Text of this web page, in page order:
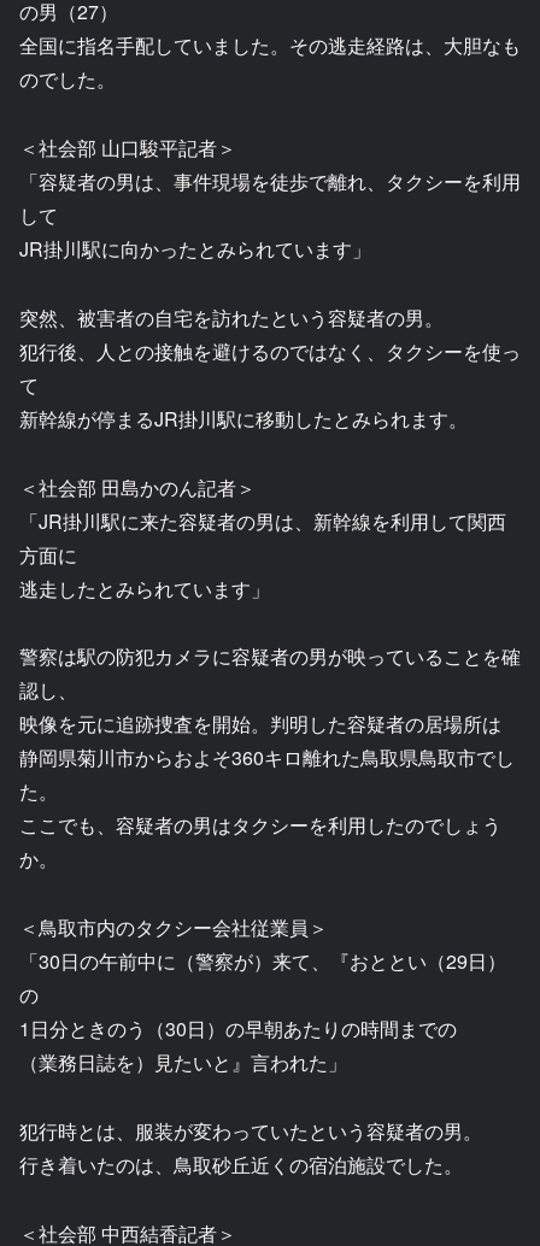
の男（27）
全国に指名手配していました。その逃走経路は、大胆なも
のでした。
＜社会部 山口駿平記者＞
「容疑者の男は、事件現場を徒歩で離れ、タクシーを利用
して
JR掛川駅に向かったとみられています」
突然、被害者の自宅を訪れたという容疑者の男。
犯行後、人との接触を避けるのではなく、タクシーを使っ
て
新幹線が停まるJR掛川駅に移動したとみられます。
＜社会部 田島かのん記者＞
「JR掛川駅に来た容疑者の男は、新幹線を利用して関西
方面に
逃走したとみられています」
警察は駅の防犯カメラに容疑者の男が映っていることを確
認し、
映像を元に追跡捜査を開始。判明した容疑者の居場所は
静岡県菊川市からおよそ360キロ離れた鳥取県鳥取市でし
た。
ここでも、容疑者の男はタクシーを利用したのでしょう
か。
＜鳥取市内のタクシー会社従業員＞
「30日の午前中に（警察が）来て、『おととい（29日）
の
1日分ときのう（30日）の早朝あたりの時間までの
（業務日誌を）見たいと』言われた」
犯行時とは、服装が変わっていたという容疑者の男。
行き着いたのは、鳥取砂丘近くの宿泊施設でした。
＜社会部 中西結香記者＞